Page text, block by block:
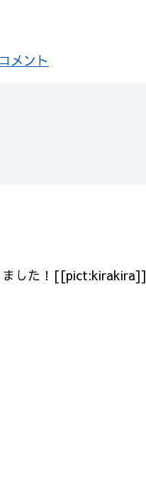
メント
ました！[[pict:kirakira]]